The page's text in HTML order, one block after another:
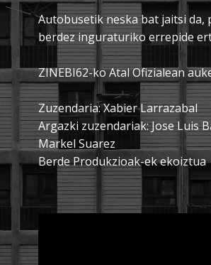
Autobusetik neska bat jaitsi da,
berdez inguraturiko errepide
ZINEBI62-ko Atal Ofizialean
Zuzendaria: Xabier Larrazabal
Argazki zuzendariak: Jose Luis
Markel Suarez
Berde Produkzioak-ek ekoiztua